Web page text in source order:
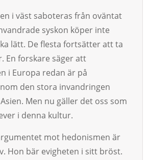
i väst saboteras från oväntat
syskon köper inte
lätt. De flesta fortsätter att ta
En forskare säger att
i Europa redan är på
den stora invandringen
Men nu gäller det oss som
i denna kultur.
mot hedonismen är
Hon bär evigheten i sitt bröst.